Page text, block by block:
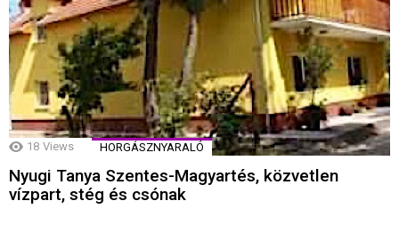
18 Views HORGÁSZNYARALÓ
Nyugi Tanya Szentes-Magyartés, közvetlen
vízpart, stég és csónak